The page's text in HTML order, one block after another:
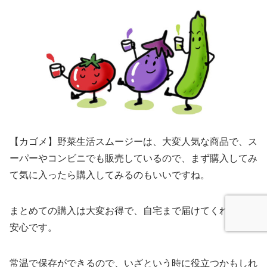
【カゴメ】野菜生活スムージーは、大変人気な商品で、ス
ーパーやコンビニでも販売しているので、まず購入してみ
て気に入ったら購入してみるのもいいですね。
まとめての購入は大変お得で、自宅まで届けてくれるので
安心です。
常温で保存ができるので、いざという時に役立つかもしれ